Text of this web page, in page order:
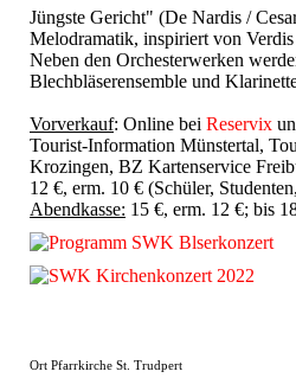
Jüngste Gericht" (De Nardis /
Melodramatik, inspiriert von
Neben den Orchesterwerken
Blechbläserensemble und
Vorverkauf: Online bei Reservix
Tourist-Information Münstertal,
Krozingen, BZ Kartenservice
12 €, erm. 10 € (Schüler,
Abendkasse: 15 €, erm. 12 €; bis
Ort Pfarrkirche St. Trudpert